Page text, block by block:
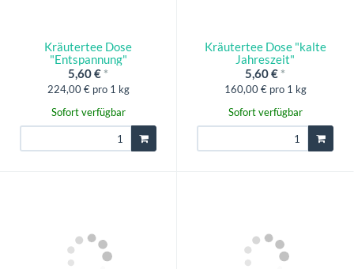
Kräutertee Dose
"Entspannung"
5,60 € *
224,00 € pro 1 kg
Sofort verfügbar
Kräutertee Dose "kalte
Jahreszeit"
5,60 € *
160,00 € pro 1 kg
Sofort verfügbar